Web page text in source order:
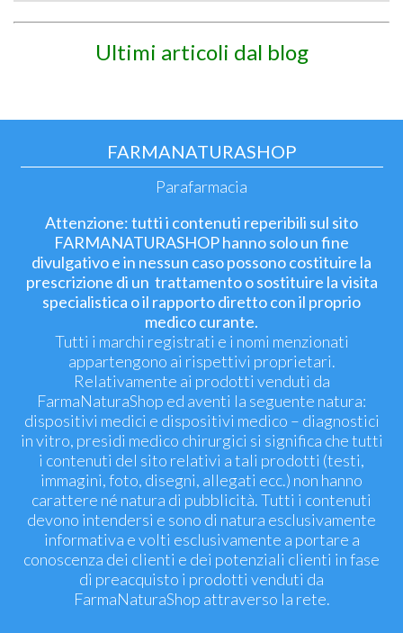
Ultimi articoli dal blog
FARMANATURASHOP
Parafarmacia
Attenzione: tutti i contenuti reperibili sul sito
FARMANATURASHOP hanno solo un fine
divulgativo e in nessun caso possono costituire la
prescrizione di un trattamento o sostituire la visita
specialistica o il rapporto diretto con il proprio
medico curante.
Tutti i marchi registrati e i nomi menzionati
appartengono ai rispettivi proprietari.
Relativamente ai prodotti venduti da
FarmaNaturaShop ed aventi la seguente natura:
dispositivi medici e dispositivi medico – diagnostici
in vitro, presidi medico chirurgici si significa che tutti
i contenuti del sito relativi a tali prodotti (testi,
immagini, foto, disegni, allegati ecc.) non hanno
carattere né natura di pubblicità. Tutti i contenuti
devono intendersi e sono di natura esclusivamente
informativa e volti esclusivamente a portare a
conoscenza dei clienti e dei potenziali clienti in fase
di preacquisto i prodotti venduti da
FarmaNaturaShop attraverso la rete.